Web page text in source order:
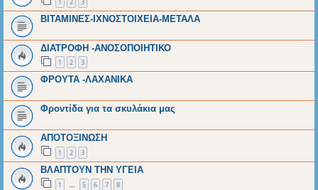
ΒΙΤΑΜΙΝΕΣ-ΙΧΝΟΣΤΟΙΧΕΙΑ-ΜΕΤΑΛΑ
ΔΙΑΤΡΟΦΗ -ΑΝΟΣΟΠΟΙΗΤΙΚΟ
1 2 3
ΦΡΟΥΤΑ -ΛΑΧΑΝΙΚΑ
Φροντίδα για τα σκυλάκια μας
ΑΠΟΤΟΞΙΝΩΣΗ
1 2 3
ΒΛΑΠΤΟΥΝ ΤΗΝ ΥΓΕΙΑ
1 … 5 6 7 8